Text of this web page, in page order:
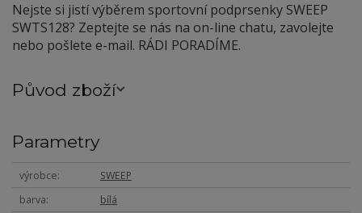
Nejste si jistí výběrem sportovní podprsenky SWEEP
SWTS128? Zeptejte se nás na on-line chatu, zavolejte
nebo pošlete e-mail. RÁDI PORADÍME.
Původ zboží
Parametry
výrobce
SWEEP
barva
bílá